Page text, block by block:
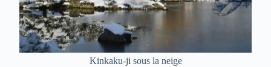
Kinkaku-ji sous la neige